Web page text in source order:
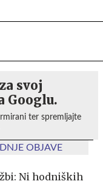
svoj
Googlu.
ter spremljajte
OBJAVE
Ni hodniških